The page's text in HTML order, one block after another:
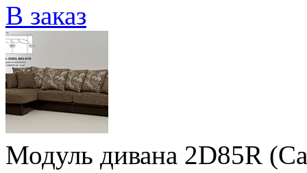
В заказ
Модуль дивана 2D85R